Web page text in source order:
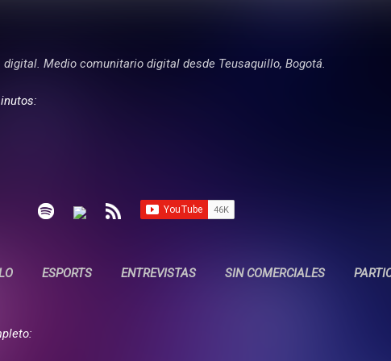
Medio comunitario digital desde Teusaquillo, Bogotá.
ESPORTS ENTREVISTAS SIN COMERCIALES